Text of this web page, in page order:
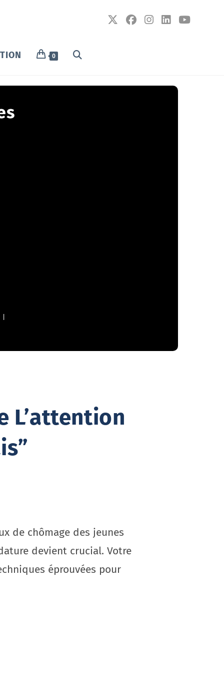
0
L’attention
de chômage des jeunes
devient crucial. Votre
éprouvées pour